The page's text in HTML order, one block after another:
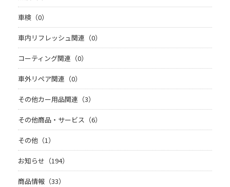
車検（0）
車内リフレッシュ関連（0）
コーティング関連（0）
車外リペア関連（0）
その他カー用品関連（3）
その他商品・サービス（6）
その他（1）
お知らせ（194）
商品情報（33）